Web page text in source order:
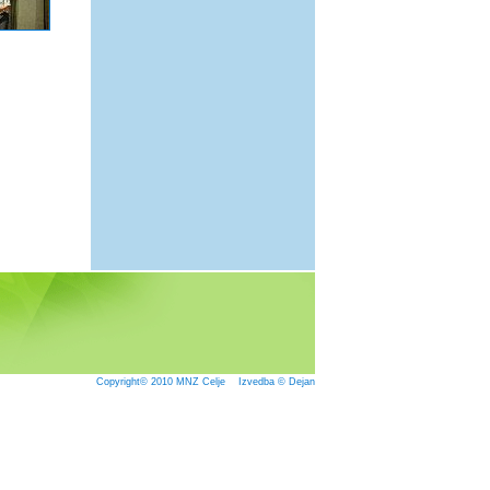
Copyright© 2010 MNZ Celje Izvedba © Dejan